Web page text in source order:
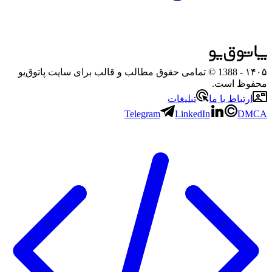
۱۴۰۵
- 1388 © تمامی حقوق مطالب و قالب برای سایت پاتوق‌یو
محفوظ است.
ارتباط با ما
تبلیغات
Telegram
LinkedIn DMCA